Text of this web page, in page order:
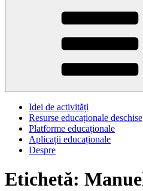
Idei de activități
Resurse educaționale deschise
Platforme educaționale
Aplicații educaționale
Despre
Etichetă: